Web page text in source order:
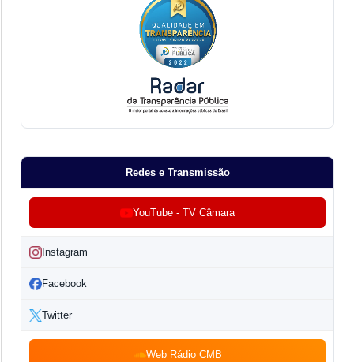
Redes e Transmissão
YouTube - TV Câmara
Instagram
Facebook
Twitter
Web Rádio CMB